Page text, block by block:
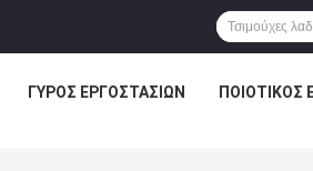
ΓΎΡΟΣ ΕΡΓΟΣΤΑΣΊΩΝ ΠΟΙΟΤΙΚΌΣ